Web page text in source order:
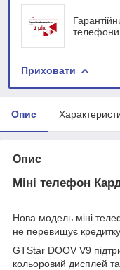
Приховати
Опис
Опис
Міні телефон
Нова модель міні
не перевищує кредитку.
GTStar DOOV V9
кольоровий дисплей та